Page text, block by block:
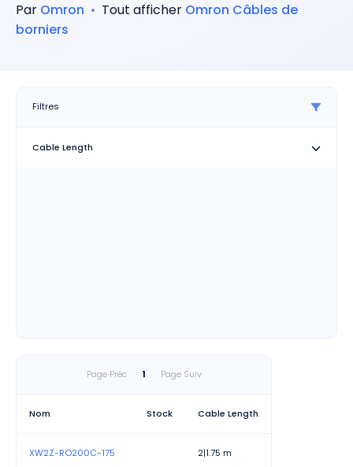
Par Omron • Tout afficher Omron Câbles de
borniers
Filtres
Cable Length
Page Préc 1 Page Suiv
Nom Stock Cable Length
XW2Z-RO200C-175 2|1.75 m